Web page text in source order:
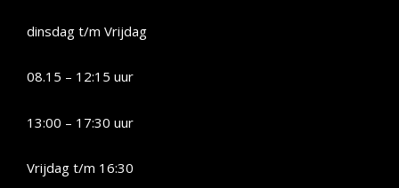
dinsdag t/m Vrijdag
08.15 – 12:15 uur
13:00 – 17:30 uur
Vrijdag t/m 16:30